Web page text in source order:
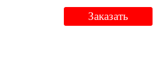
Заказать